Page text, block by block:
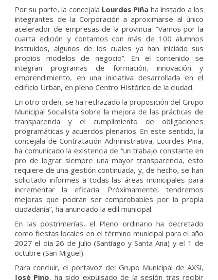
Por su parte, la concejala Lourdes Piña ha instado a los
integrantes de la Corporación a aproximarse al único
acelerador de empresas de la provincia. “Vamos por la
cuarta edición y contamos con más de 100 alumnos
instruidos, algunos de los cuales ya han iniciado sus
propios modelos de negocio”. En el contenido se
integran programas de formación, innovación y
emprendimiento, en una iniciativa desarrollada en el
edificio Urban, en pleno Centro Histórico de la ciudad.
En otro orden, se ha rechazado la proposición del Grupo
Municipal Socialista sobre la mejora de las prácticas de
transparencia y el cumplimiento de obligaciones
programáticas y acuerdos plenarios. En este sentido, la
concejala de Contratación Administrativa, Lourdes Piña,
ha comunicado la existencia de “un trabajo constante en
pro de lograr siempre una mayor transparencia, esto
requiere de una gestión continuada, y, de hecho, se han
solicitado informes a todas las áreas municipales para
incrementar la eficacia. Próximamente, tendremos
mejoras que podrán ser comprobables por la propia
ciudadanía”, ha anunciado la edil municipal.
En las postrimerías, el Pleno ordinario ha decretado
como fiestas locales en el término municipal para el año
2027 el día 26 de julio (Santiago y Santa Ana) y el 1 de
octubre (San Miguel).
Para concluir, el portavoz del Grupo Municipal de AXSí,
José Pino, ha sido expulsado de la sesión tras recibir